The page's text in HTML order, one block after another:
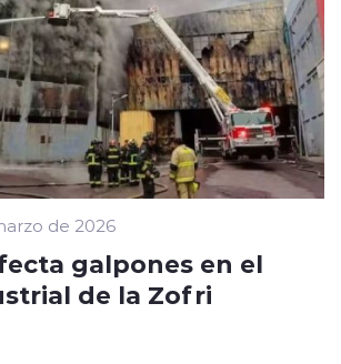
de 2026
galpones en el
de la Zofri